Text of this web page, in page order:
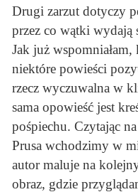
Drugi zarzut dotyczy
przez co wątki wydają
Jak już
niektóre powieści
rzecz wyczuwalna w
sama opowieść jest
pośpiechu. Czytając
Prusa wchodzimy w
autor maluje na
obraz, gdzie